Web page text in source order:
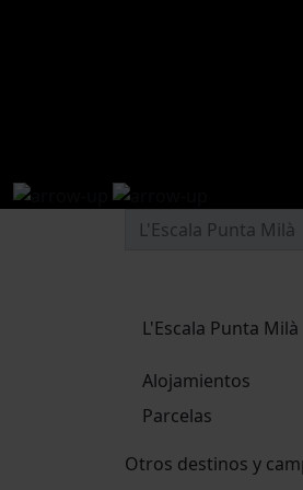
L'Escala Punta Milà
Alojamientos
Parcelas
Otros destinos y